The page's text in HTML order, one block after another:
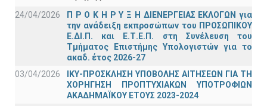
24/04/2026
Π Ρ Ο Κ Η Ρ Υ Ξ Η ΔΙΕΝΕΡΓΕΙΑΣ ΕΚΛΟΓΩΝ για
την ανάδειξη εκπροσώπων του ΠΡΟΣΩΠΙΚΟΥ
Ε.ΔΙ.Π. και Ε.Τ.Ε.Π. στη Συνέλευση του
Τμήματος Επιστήμης Υπολογιστών για το
ακαδ. έτος 2026-27
03/04/2026
ΙΚΥ-ΠΡΟΣΚΛΗΣΗ ΥΠΟΒΟΛΗΣ ΑΙΤΗΣΕΩΝ ΓΙΑ ΤΗ
ΧΟΡΗΓΗΣΗ ΠΡΟΠΤΥΧΙΑΚΩΝ ΥΠΟΤΡΟΦΙΩΝ
ΑΚΑΔΗΜΑΪΚΟΥ ΕΤΟΥΣ 2023-2024